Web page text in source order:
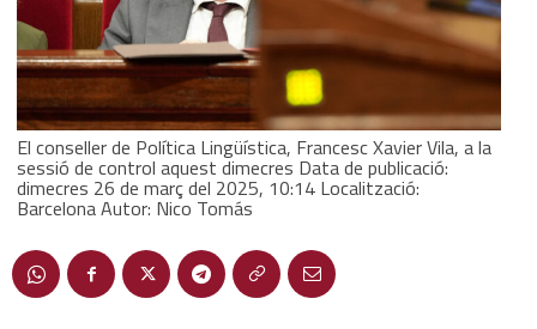
El conseller de Política Lingüística, Francesc Xavier Vila, a la
sessió de control aquest dimecres Data de publicació:
dimecres 26 de març del 2025, 10:14 Localització:
Barcelona Autor: Nico Tomás